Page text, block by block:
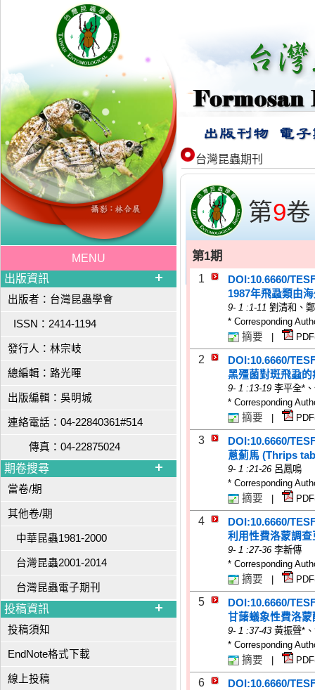
MENU
出版資訊
出版者：台灣昆蟲學會
ISSN：2414-1194
發行人：林宗岐
總編輯：路光暉
出版編輯：吳明城
連絡電話：04-22840361#514
傳真：04-22875024
期卷搜尋
當卷/期
其他卷/期
中華昆蟲1981-2000
台灣昆蟲2001-2014
台灣昆蟲電子期刊
投稿資訊
投稿須知
EndNote格式下載
線上投稿
台灣昆蟲期刊
第9卷
第1期
1
DOI:10.6660/
1987年飛蝨類由
9- 1 :1-11 劉清和、
* Corresponding
摘要
2
DOI:10.6660/
黑殭菌對斑飛蝨
9- 1 :13-19 李平全*
* Corresponding
摘要
3
DOI:10.6660/
蔥薊馬 (Thrips
9- 1 :21-26 呂鳳鳴
* Corresponding
摘要
4
DOI:10.6660/
利用性費洛蒙調
9- 1 :27-36 李新傳
* Corresponding
摘要
5
DOI:10.6660/
甘藷蟻象性費洛
9- 1 :37-43 黃振聲*
* Corresponding
摘要
6
DOI:10.6660/